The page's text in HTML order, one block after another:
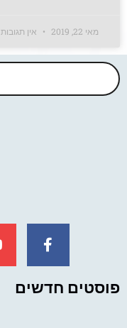
מאי 22, 2019 אין תגובות
פוסטים חדשים